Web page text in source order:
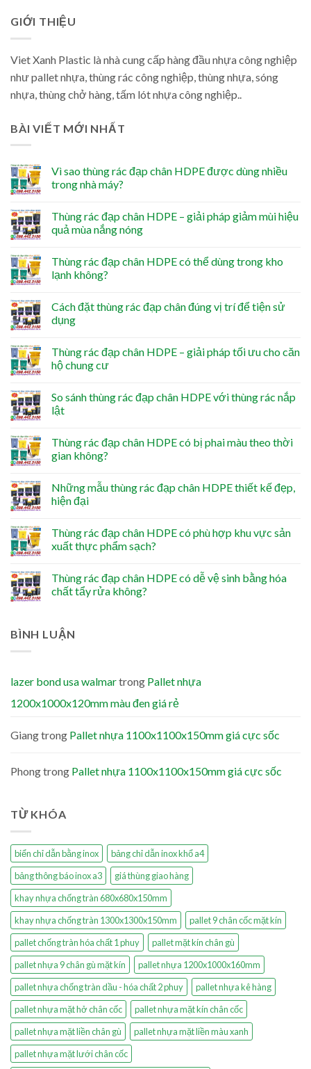
GIỚI THIỆU
Viet Xanh Plastic là nhà cung cấp hàng đầu nhựa công nghiệp
như pallet nhựa, thùng rác công nghiệp, thùng nhựa, sóng
nhựa, thùng chở hàng, tấm lót nhựa công nghiệp..
BÀI VIẾT MỚI NHẤT
Vì sao thùng rác đạp chân HDPE được dùng nhiều
trong nhà máy?
Thùng rác đạp chân HDPE – giải pháp giảm mùi hiệu
quả mùa nắng nóng
Thùng rác đạp chân HDPE có thể dùng trong kho
lạnh không?
Cách đặt thùng rác đạp chân đúng vị trí để tiện sử
dụng
Thùng rác đạp chân HDPE – giải pháp tối ưu cho căn
hộ chung cư
So sánh thùng rác đạp chân HDPE với thùng rác nắp
lật
Thùng rác đạp chân HDPE có bị phai màu theo thời
gian không?
Những mẫu thùng rác đạp chân HDPE thiết kế đẹp,
hiện đại
Thùng rác đạp chân HDPE có phù hợp khu vực sản
xuất thực phẩm sạch?
Thùng rác đạp chân HDPE có dễ vệ sinh bằng hóa
chất tẩy rửa không?
BÌNH LUẬN
lazer bond usa walmartrong Pallet nhựa
1200x1000x120mm màu đen giá rẻ
Giangtrong Pallet nhựa 1100x1100x150mm giá cực sốc
Phongtrong Pallet nhựa 1100x1100x150mm giá cực sốc
TỪ KHÓA
biển chỉ dẫn bằng inox
bảng chỉ dẫn inox khổ a4
bảng thông báo inox a3
giá thùng giao hàng
khay nhựa chống tràn 680x680x150mm
khay nhựa chống tràn 1300x1300x150mm
pallet 9 chân cốc mặt kín
pallet chống tràn hóa chất 1 phuy
pallet mặt kín chân gù
pallet nhựa 9 chân gù mặt kín
pallet nhựa 1200x1000x160mm
pallet nhựa chống tràn dầu - hóa chất 2 phuy
pallet nhựa kê hàng
pallet nhựa mặt hở chân cốc
pallet nhựa mặt kín chân cốc
pallet nhựa mặt liền chân gù
pallet nhựa mặt liền màu xanh
pallet nhựa mặt lưới chân cốc